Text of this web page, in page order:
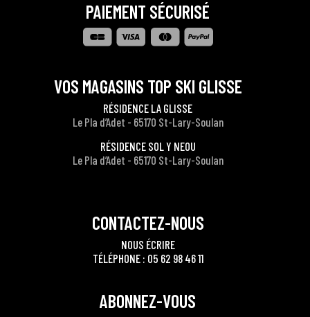
PAIEMENT SÉCURISÉ
VOS MAGASINS TOP SKI GLISSE
RÉSIDENCE LA GLISSE
Le Pla d’Adet - 65170 St-Lary-Soulan
RÉSIDENCE SOL Y NEOU
Le Pla d’Adet - 65170 St-Lary-Soulan
CONTACTEZ-NOUS
NOUS ÉCRIRE
TÉLÉPHONE : 05 62 98 46 11
ABONNEZ-VOUS